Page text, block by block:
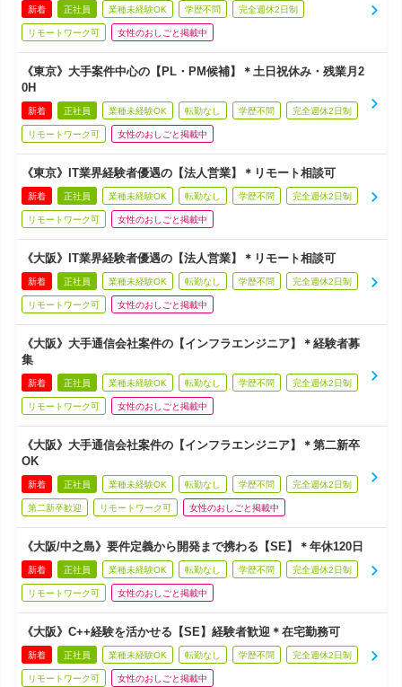
新着 正社員 業種未経験OK 学歴不問 完全週休2日制
リモートワーク可 女性のおしごと掲載中
《東京》大手案件中心の【PL・PM候補】＊土日祝休み・残業月2
0H
新着 正社員 業種未経験OK 転勤なし 学歴不問 完全週休2日制
リモートワーク可 女性のおしごと掲載中
《東京》IT業界経験者優遇の【法人営業】＊リモート相談可
新着 正社員 業種未経験OK 転勤なし 学歴不問 完全週休2日制
リモートワーク可 女性のおしごと掲載中
《大阪》IT業界経験者優遇の【法人営業】＊リモート相談可
新着 正社員 業種未経験OK 転勤なし 学歴不問 完全週休2日制
リモートワーク可 女性のおしごと掲載中
《大阪》大手通信会社案件の【インフラエンジニア】＊経験者募
集
新着 正社員 業種未経験OK 転勤なし 学歴不問 完全週休2日制
リモートワーク可 女性のおしごと掲載中
《大阪》大手通信会社案件の【インフラエンジニア】＊第二新卒
OK
新着 正社員 業種未経験OK 転勤なし 学歴不問 完全週休2日制
第二新卒歓迎 リモートワーク可 女性のおしごと掲載中
《大阪/中之島》要件定義から開発まで携わる【SE】＊年休120日
新着 正社員 業種未経験OK 転勤なし 学歴不問 完全週休2日制
リモートワーク可 女性のおしごと掲載中
《大阪》C++経験を活かせる【SE】経験者歓迎＊在宅勤務可
新着 正社員 業種未経験OK 転勤なし 学歴不問 完全週休2日制
リモートワーク可 女性のおしごと掲載中